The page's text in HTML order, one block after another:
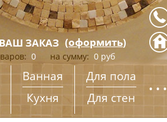
ВАШ ЗАКАЗ (оформить)
0 на сумму: 0 руб
Ванная
Кухня
Для пола
Для стен
...